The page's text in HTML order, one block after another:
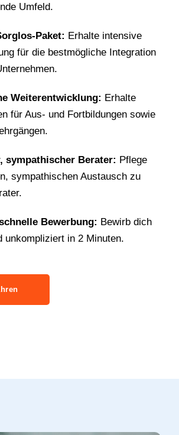
Umfeld.
Paket: Erhalte intensive
für die bestmögliche Integration
Weiterentwicklung: Erhalte
für Aus- und Fortbildungen sowie
sympathischer Berater: Pflege
sympathischen Austausch zu
Bewerbung: Bewirb dich
unkompliziert in 2 Minuten.